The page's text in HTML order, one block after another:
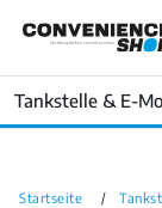
Tankstelle & E-
Startseite